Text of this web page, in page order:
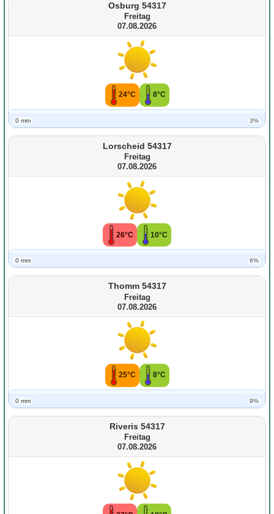
Osburg 54317
Freitag
07.08.2026
24°C 8°C
0 mm 3%
Lorscheid 54317
Freitag
07.08.2026
26°C 10°C
0 mm 6%
Thomm 54317
Freitag
07.08.2026
25°C 8°C
0 mm 9%
Riveris 54317
Freitag
07.08.2026